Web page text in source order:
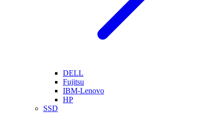
DELL
Fujitsu
IBM-Lenovo
HP
SSD